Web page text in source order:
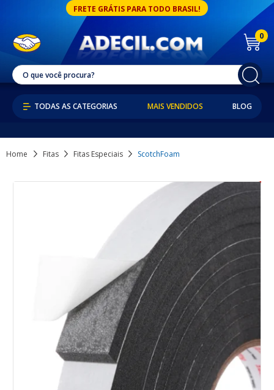
FRETE GRÁTIS PARA TODO BRASIL!
0
MAIS VENDIDOS BLOG
Home Fitas Fitas Especiais ScotchFoam
41% OFF